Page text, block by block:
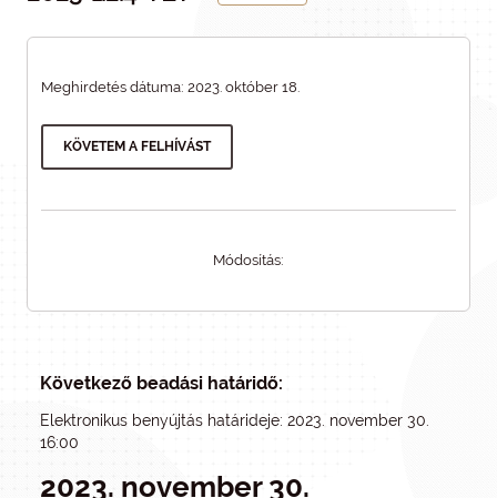
Meghirdetés dátuma: 2023. október 18.
KÖVETEM A FELHÍVÁST
Módosítás:
Következő beadási határidő:
Elektronikus benyújtás határideje: 2023. november 30.
16:00
2023. november 30.